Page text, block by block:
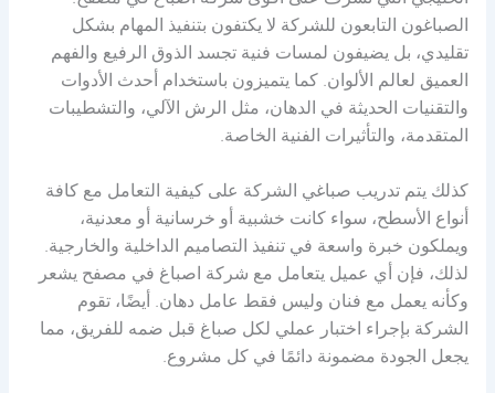
الصباغون التابعون للشركة لا يكتفون بتنفيذ المهام بشكل
تقليدي، بل يضيفون لمسات فنية تجسد الذوق الرفيع والفهم
العميق لعالم الألوان. كما يتميزون باستخدام أحدث الأدوات
والتقنيات الحديثة في الدهان، مثل الرش الآلي، والتشطيبات
المتقدمة، والتأثيرات الفنية الخاصة.
كذلك يتم تدريب صباغي الشركة على كيفية التعامل مع كافة
أنواع الأسطح، سواء كانت خشبية أو خرسانية أو معدنية،
ويملكون خبرة واسعة في تنفيذ التصاميم الداخلية والخارجية.
لذلك، فإن أي عميل يتعامل مع شركة اصباغ في مصفح يشعر
وكأنه يعمل مع فنان وليس فقط عامل دهان. أيضًا، تقوم
الشركة بإجراء اختبار عملي لكل صباغ قبل ضمه للفريق، مما
يجعل الجودة مضمونة دائمًا في كل مشروع.